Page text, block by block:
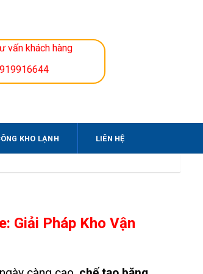
vấn khách hàng
KHO LẠNH LIÊN HỆ
Giải Pháp Kho Vận